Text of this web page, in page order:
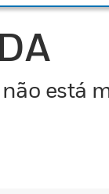
está